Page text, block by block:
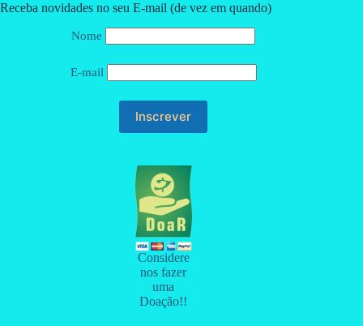
Receba novidades no seu E-mail (de vez em quando)
Nome
E-mail
Considere
nos fazer
uma
Doação!!